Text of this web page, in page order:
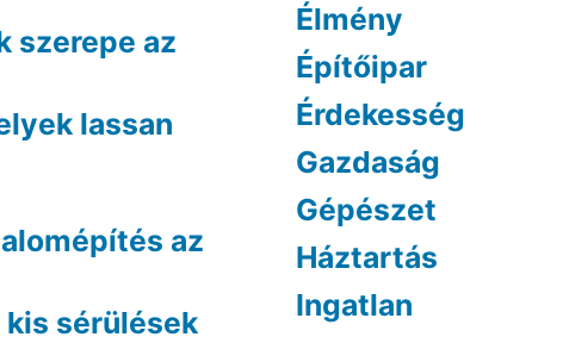
szerepe az
lassan
az
sérülések
Élmény
Építőipar
Érdekesség
Gazdaság
Gépészet
Háztartás
Ingatlan